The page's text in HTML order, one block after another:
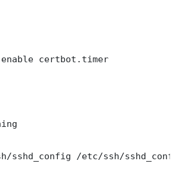
certbot.timer
sshd_config /etc/ssh/